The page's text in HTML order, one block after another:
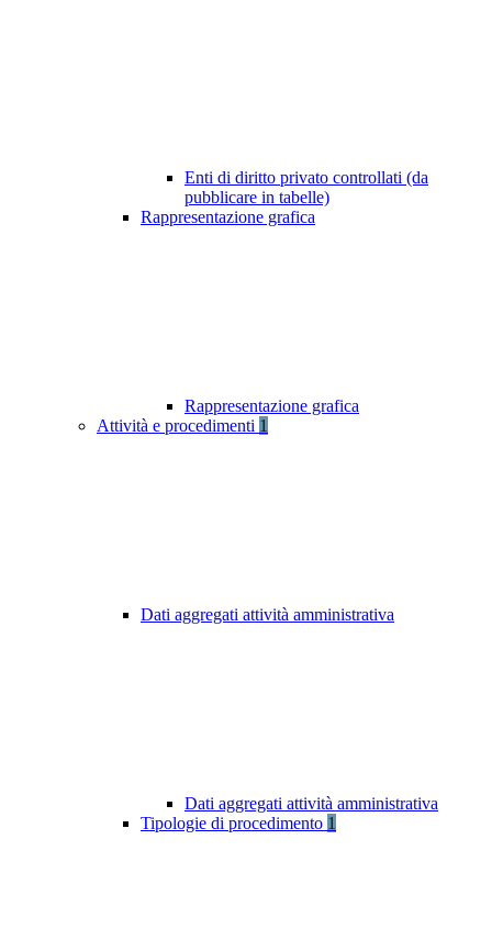
Enti di diritto privato controllati (da
pubblicare in tabelle)
Rappresentazione grafica
Rappresentazione grafica
Attività e procedimenti 1
Dati aggregati attività amministrativa
Dati aggregati attività amministrativa
Tipologie di procedimento 1